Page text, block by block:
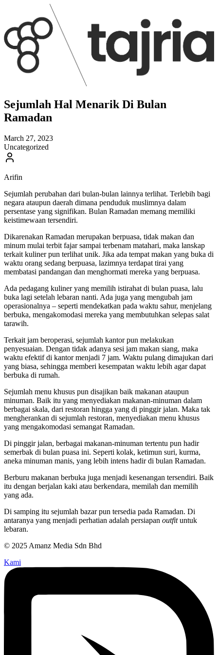
Sejumlah Hal Menarik Di Bulan
Ramadan
March 27, 2023
Uncategorized
Arifin
Sejumlah perubahan dari bulan-bulan lainnya terlihat. Terlebih bagi
negara ataupun daerah dimana penduduk muslimnya dalam
persentase yang signifikan. Bulan Ramadan memang memiliki
keistimewaan tersendiri.
Dikarenakan Ramadan merupakan berpuasa, tidak makan dan
minum mulai terbit fajar sampai terbenam matahari, maka lanskap
terkait kuliner pun terlihat unik. Jika ada tempat makan yang buka di
waktu orang sedang berpuasa, lazimnya terdapat tirai yang
membatasi pandangan dan menghormati mereka yang berpuasa.
Ada pedagang kuliner yang memilih istirahat di bulan puasa, lalu
buka lagi setelah lebaran nanti. Ada juga yang mengubah jam
operasionalnya – seperti mendekatkan pada waktu sahur, menjelang
berbuka, mengakomodasi mereka yang membutuhkan selepas salat
tarawih.
Terkait jam beroperasi, sejumlah kantor pun melakukan
penyesuaian. Dengan tidak adanya sesi jam makan siang, maka
waktu efektif di kantor menjadi 7 jam. Waktu pulang dimajukan dari
yang biasa, sehingga memberi kesempatan waktu lebih agar dapat
berbuka di rumah.
Sejumlah menu khusus pun disajikan baik makanan ataupun
minuman. Baik itu yang menyediakan makanan-minuman dalam
berbagai skala, dari restoran hingga yang di pinggir jalan. Maka tak
mengherankan di sejumlah restoran, menyediakan menu khusus
yang mengakomodasi semangat Ramadan.
Di pinggir jalan, berbagai makanan-minuman tertentu pun hadir
semerbak di bulan puasa ini. Seperti kolak, ketimun suri, kurma,
aneka minuman manis, yang lebih intens hadir di bulan Ramadan.
Berburu makanan berbuka juga menjadi kesenangan tersendiri. Baik
itu dengan berjalan kaki atau berkendara, memilah dan memilih
yang ada.
Di samping itu sejumlah bazar pun tersedia pada Ramadan. Di
antaranya yang menjadi perhatian adalah persiapan outfituntuk
lebaran.
© 2025 Amanz Media Sdn Bhd
Kami